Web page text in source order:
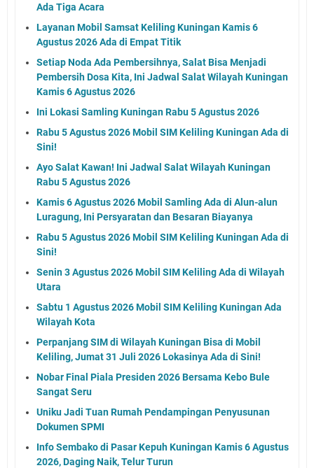
Ada Tiga Acara
Layanan Mobil Samsat Keliling Kuningan Kamis 6
Agustus 2026 Ada di Empat Titik
Setiap Noda Ada Pembersihnya, Salat Bisa Menjadi
Pembersih Dosa Kita, Ini Jadwal Salat Wilayah Kuningan
Kamis 6 Agustus 2026
Ini Lokasi Samling Kuningan Rabu 5 Agustus 2026
Rabu 5 Agustus 2026 Mobil SIM Keliling Kuningan Ada di
Sini!
Ayo Salat Kawan! Ini Jadwal Salat Wilayah Kuningan
Rabu 5 Agustus 2026
Kamis 6 Agustus 2026 Mobil Samling Ada di Alun-alun
Luragung, Ini Persyaratan dan Besaran Biayanya
Rabu 5 Agustus 2026 Mobil SIM Keliling Kuningan Ada di
Sini!
Senin 3 Agustus 2026 Mobil SIM Keliling Ada di Wilayah
Utara
Sabtu 1 Agustus 2026 Mobil SIM Keliling Kuningan Ada
Wilayah Kota
Perpanjang SIM di Wilayah Kuningan Bisa di Mobil
Keliling, Jumat 31 Juli 2026 Lokasinya Ada di Sini!
Nobar Final Piala Presiden 2026 Bersama Kebo Bule
Sangat Seru
Uniku Jadi Tuan Rumah Pendampingan Penyusunan
Dokumen SPMI
Info Sembako di Pasar Kepuh Kuningan Kamis 6 Agustus
2026, Daging Naik, Telur Turun